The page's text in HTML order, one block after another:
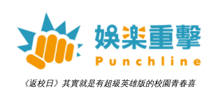
《返校日》其實就是有超級英雄版的校園青春喜